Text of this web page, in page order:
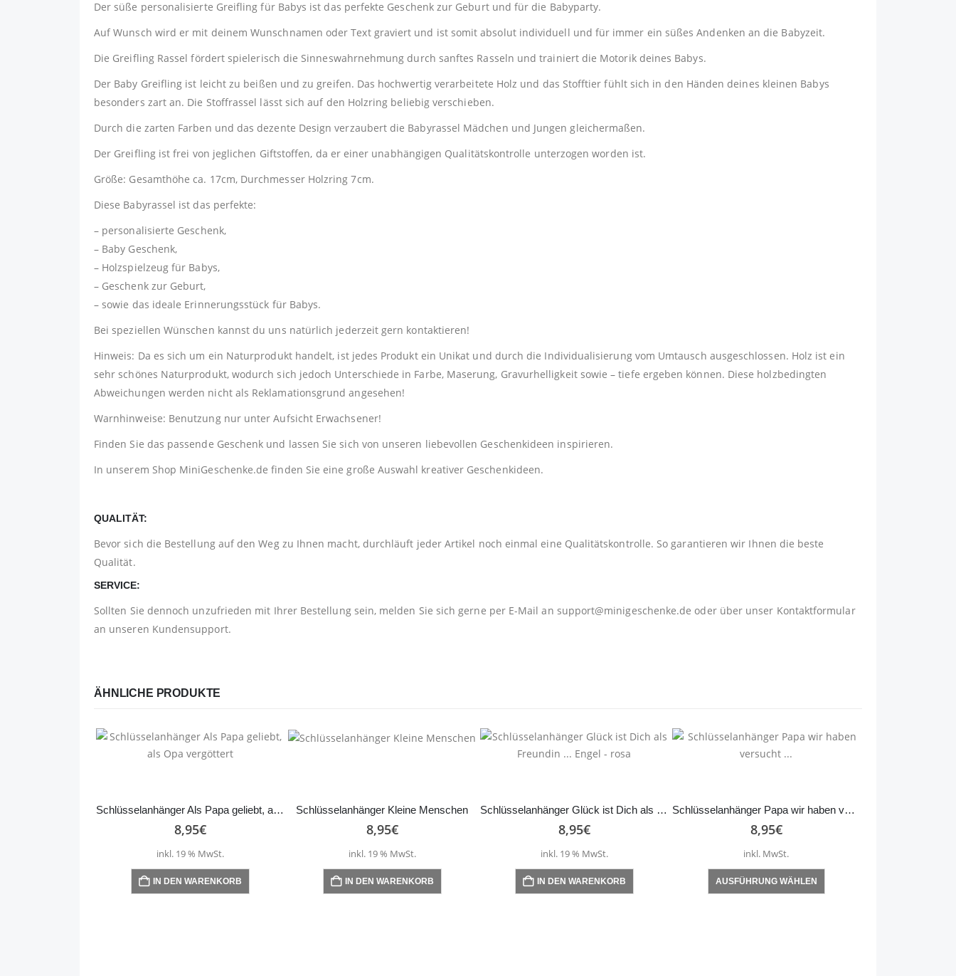
Der süße personalisierte Greifling für Babys ist das perfekte Geschenk zur Geburt und für die Babyparty.
Auf Wunsch wird er mit deinem Wunschnamen oder Text graviert und ist somit absolut individuell und für immer ein süßes Andenken an die Babyzeit.
Die Greifling Rassel fördert spielerisch die Sinneswahrnehmung durch sanftes Rasseln und trainiert die Motorik deines Babys.
Der Baby Greifling ist leicht zu beißen und zu greifen. Das hochwertig verarbeitete Holz und das Stofftier fühlt sich in den Händen deines kleinen Babys
besonders zart an. Die Stoffrassel lässt sich auf den Holzring beliebig verschieben.
Durch die zarten Farben und das dezente Design verzaubert die Babyrassel Mädchen und Jungen gleichermaßen.
Der Greifling ist frei von jeglichen Giftstoffen, da er einer unabhängigen Qualitätskontrolle unterzogen worden ist.
Größe: Gesamthöhe ca. 17cm, Durchmesser Holzring 7cm.
Diese Babyrassel ist das perfekte:
– personalisierte Geschenk,
– Baby Geschenk,
– Holzspielzeug für Babys,
– Geschenk zur Geburt,
– sowie das ideale Erinnerungsstück für Babys.
Bei speziellen Wünschen kannst du uns natürlich jederzeit gern kontaktieren!
Hinweis: Da es sich um ein Naturprodukt handelt, ist jedes Produkt ein Unikat und durch die Individualisierung vom Umtausch ausgeschlossen. Holz ist ein
sehr schönes Naturprodukt, wodurch sich jedoch Unterschiede in Farbe, Maserung, Gravurhelligkeit sowie – tiefe ergeben können. Diese holzbedingten
Abweichungen werden nicht als Reklamationsgrund angesehen!
Warnhinweise: Benutzung nur unter Aufsicht Erwachsener!
Finden Sie das passende Geschenk und lassen Sie sich von unseren liebevollen Geschenkideen inspirieren.
In unserem Shop MiniGeschenke.de finden Sie eine große Auswahl kreativer Geschenkideen.
QUALITÄT:
Bevor sich die Bestellung auf den Weg zu Ihnen macht, durchläuft jeder Artikel noch einmal eine Qualitätskontrolle. So garantieren wir Ihnen die beste
Qualität.
SERVICE:
Sollten Sie dennoch unzufrieden mit Ihrer Bestellung sein, melden Sie sich gerne per E-Mail an support@minigeschenke.de oder über unser Kontaktformular
an unseren Kundensupport.
ÄHNLICHE PRODUKTE
Schlüsselanhänger Als Papa geliebt, als Opa vergöttert
8,95€
inkl. 19 % MwSt.
IN DEN WARENKORB
Schlüsselanhänger Kleine Menschen
8,95€
inkl. 19 % MwSt.
IN DEN WARENKORB
Schlüsselanhänger Glück ist Dich als Freundin … Engel – rosa
8,95€
inkl. 19 % MwSt.
IN DEN WARENKORB
Schlüsselanhänger Papa wir haben versucht …
8,95€
inkl. MwSt.
AUSFÜHRUNG WÄHLEN
Dieses Produkt weist mehrere Varianten auf. Die Optionen können auf der Produktseite gewählt werden